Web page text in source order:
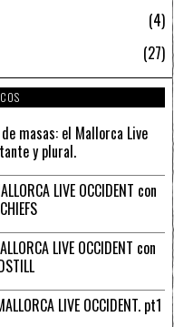
4
27
masas: el Mallorca Live
y plural.
LIVE OCCIDENT con
LIVE OCCIDENT con
LIVE OCCIDENT. pt1